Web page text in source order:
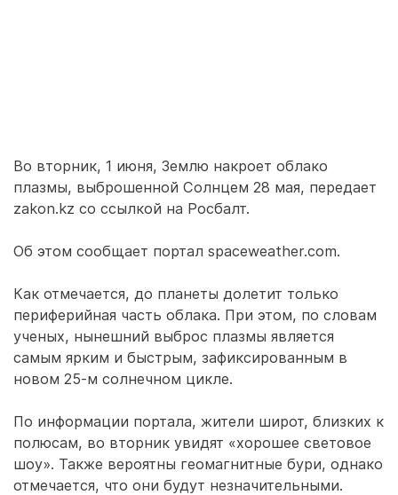
Во вторник, 1 июня, Землю накроет облако
плазмы, выброшенной Солнцем 28 мая, передает
zakon.kz со ссылкой на Росбалт.
Об этом сообщает портал spaceweather.com.
Как отмечается, до планеты долетит только
периферийная часть облака. При этом, по словам
ученых, нынешний выброс плазмы является
самым ярким и быстрым, зафиксированным в
новом 25-м солнечном цикле.
По информации портала, жители широт, близких к
полюсам, во вторник увидят «хорошее световое
шоу». Также вероятны геомагнитные бури, однако
отмечается, что они будут незначительными.